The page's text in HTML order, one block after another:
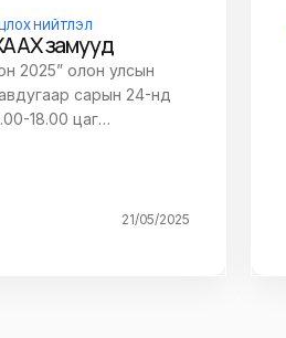
НИЙТЛЭЛ
замууд
2025” олон улсын
сарын 24-нд
18.00 цаг…
21/05/2025